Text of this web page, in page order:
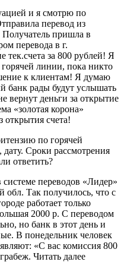
и я смотрю по
перевод из
пришла в
перевода в г.
тек.счета за 800 рублей! Я
линии, пока никто
к клиентам! Я думаю
банк рады будут услышать
вернут деньги за открытие
«золотая корона»
открытия счета!
по горячей
Сроки рассмотрения
ответить?
системе переводов «Лидер»
обл. Так получилось, что с
работает только
2000 р. С переводом
но банк в этот день и
В понедельник человек
«С вас комиссия 800
Читать далее